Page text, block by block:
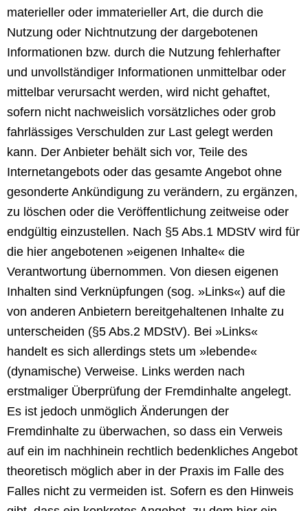
materieller oder immaterieller Art, die durch die
Nutzung oder Nichtnutzung der dargebotenen
Informationen bzw. durch die Nutzung fehlerhafter
und unvollständiger Informationen unmittelbar oder
mittelbar verursacht werden, wird nicht gehaftet,
sofern nicht nachweislich vorsätzliches oder grob
fahrlässiges Verschulden zur Last gelegt werden
kann. Der Anbieter behält sich vor, Teile des
Internetangebots oder das gesamte Angebot ohne
gesonderte Ankündigung zu verändern, zu ergänzen,
zu löschen oder die Veröffentlichung zeitweise oder
endgültig einzustellen. Nach §5 Abs.1 MDStV wird für
die hier angebotenen »eigenen Inhalte« die
Verantwortung übernommen. Von diesen eigenen
Inhalten sind Verknüpfungen (sog. »Links«) auf die
von anderen Anbietern bereitgehaltenen Inhalte zu
unterscheiden (§5 Abs.2 MDStV). Bei »Links«
handelt es sich allerdings stets um »lebende«
(dynamische) Verweise. Links werden nach
erstmaliger Überprüfung der Fremdinhalte angelegt.
Es ist jedoch unmöglich Änderungen der
Fremdinhalte zu überwachen, so dass ein Verweis
auf ein im nachhinein rechtlich bedenkliches Angebot
theoretisch möglich aber in der Praxis im Falle des
Falles nicht zu vermeiden ist. Sofern es den Hinweis